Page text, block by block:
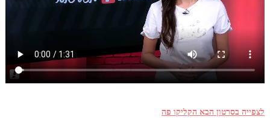
לצפייה בסרטון הבא הקליקו פה